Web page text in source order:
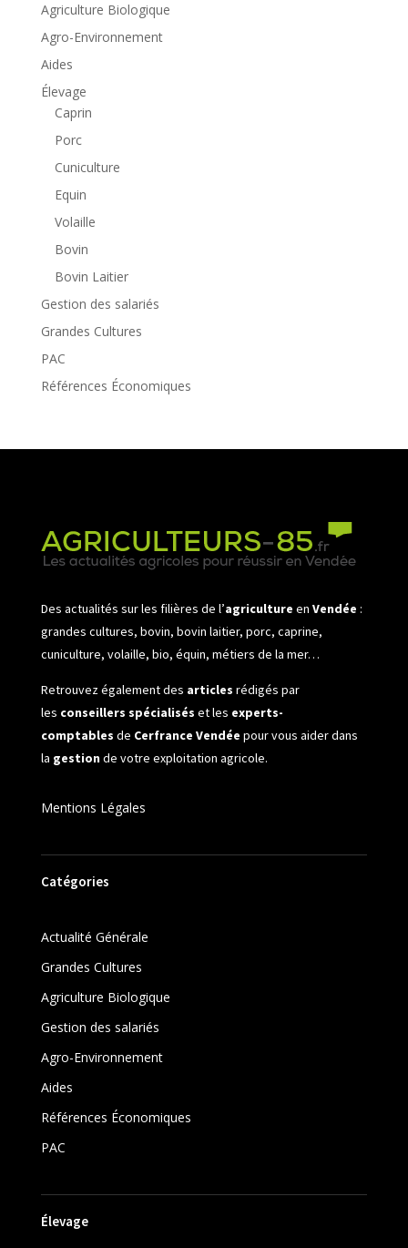
Agriculture Biologique
Agro-Environnement
Aides
Élevage
Caprin
Porc
Cuniculture
Equin
Volaille
Bovin
Bovin Laitier
Gestion des salariés
Grandes Cultures
PAC
Références Économiques
Des actualités sur les filières de l’agriculture en Vendée :
grandes cultures, bovin, bovin laitier, porc, caprine,
cuniculture, volaille, bio, équin, métiers de la mer…
Retrouvez également des articles rédigés par
les conseillers spécialisés et les experts-
comptables de Cerfrance Vendée pour vous aider dans
la gestionde votre exploitation agricole.
Mentions Légales
Catégories
Actualité Générale
Grandes Cultures
Agriculture Biologique
Gestion des salariés
Agro-Environnement
Aides
Références Économiques
PAC
Élevage